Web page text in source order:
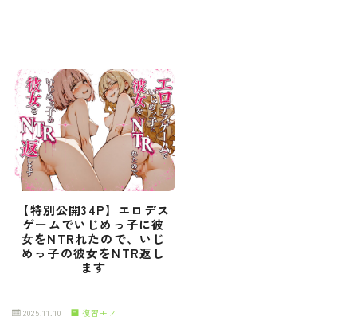
【特別公開34P】エロデス
ゲームでいじめっ子に彼
女をNTRれたので、いじ
めっ子の彼女をNTR返し
ます
2025.11.10 復習モノ